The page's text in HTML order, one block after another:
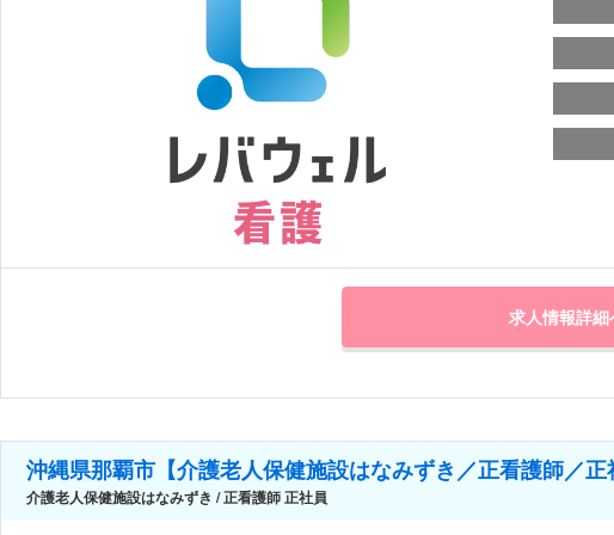
求人情報詳細
沖縄県那覇市【介護老人保健施設はなみずき／正看護師／
介護老人保健施設はなみずき / 正看護師 正社員